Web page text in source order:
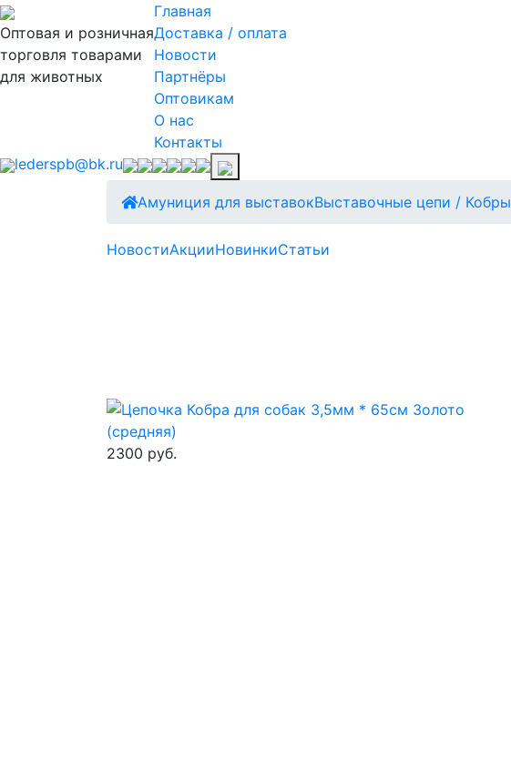
Оптовая и розничная
торговля товарами
для животных
Главная
Доставка / оплата
Новости
Партнёры
Оптовикам
О нас
Контакты
lederspb@bk.ru
Амуниция для выставокВыставочные цепи / Кобры
НовостиАкцииНовинкиСтатьи
2300 руб.